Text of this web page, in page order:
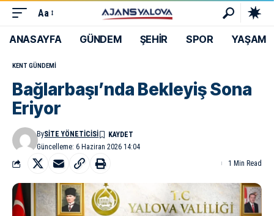
Aa
ANASAYFA GÜNDEM ŞEHİR SPOR YAŞAM
KENT GÜNDEMI
Bağlarbaşı’nda Bekleyiş Sona
Eriyor
Güncelleme: 6 Haziran 2026 14:04
BySITE YÖNETICISI
1 Min Read